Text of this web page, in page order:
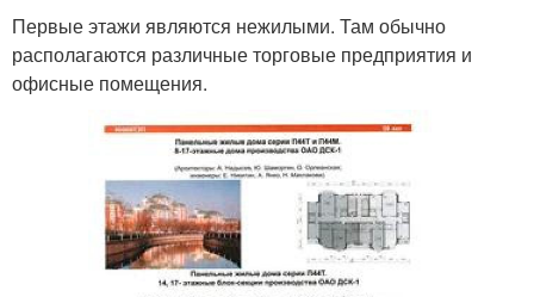
Первые этажи являются нежилыми. Там обычно
располагаются различные торговые предприятия и
офисные помещения.